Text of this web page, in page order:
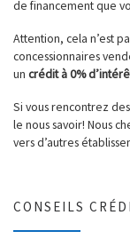
de financement que
Attention, cela n’est
concessionnaires
un crédit à 0%
Si vous rencontrez
le nous savoir! Nous
vers d’autres
CONSEILS